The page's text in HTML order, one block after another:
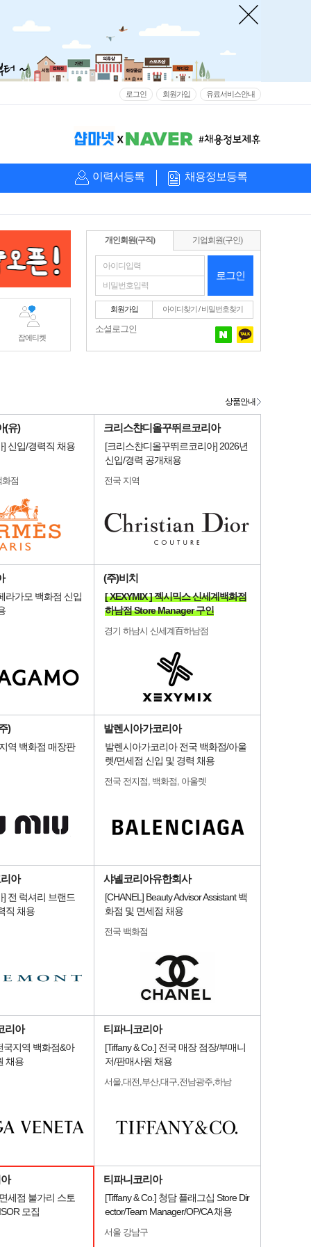
로그인 회원가입 유료서비스안내
이력서등록 채용정보등록
잡에티켓
개인회원(구직) 기업회원(구인)
로그인
회원가입 아이디찾기/비밀번호찾기
소셜로그인
(유)
신입/경력직 채용
점
크리스챤디올꾸뛰르코리아
[크리스챤디올꾸뛰르코리아] 2026년
신입/경력 공개채용
전국 지역
라가모 백화점 신입
(주)비치
[ XEXYMIX ] 젝시믹스 신세계백화점
하남점 Store Manager 구인
경기 하남시 신세계百하남점
)
역 백화점 매장판
발렌시아가코리아
발렌시아가코리아 전국 백화점/아울
렛/면세점 신입 및 경력 채용
전국 전지점, 백화점, 아울렛
아
전 럭셔리 브랜드
직 채용
샤넬코리아유한회사
[CHANEL] Beauty Advisor Assistant 백
화점 및 면세점 채용
전국 백화점
리아
국지역 백화점&아
채용
티파니코리아
[Tiffany & Co.] 전국 매장 점장/부매니
저/판매사원 채용
서울,대전,부산,대구,전남광주,하남
세점 불가리 스토
모집
티파니코리아
[Tiffany & Co.] 청담 플래그십 Store Dir
ector/Team Manager/OP/CA 채용
서울 강남구
상품안내